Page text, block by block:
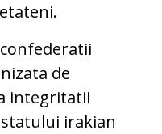
de
integritatii
irakian